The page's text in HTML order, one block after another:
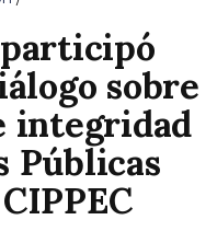
sobre
integridad
Públicas